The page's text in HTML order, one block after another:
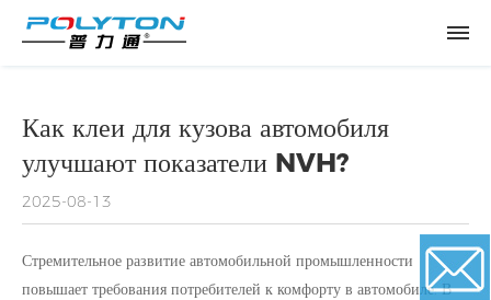
Как клеи для кузова автомобиля
улучшают показатели NVH?
2025-08-13
Стремительное развитие автомобильной промышленности
повышает требования потребителей к комфорту в автомобиле. В